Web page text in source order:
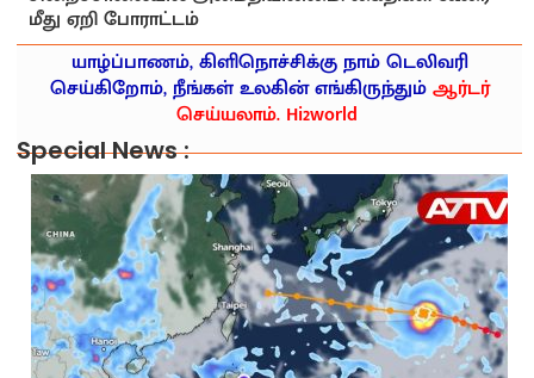
மீது ஏறி போராட்டம்
யாழ்ப்பாணம், கிளிநொச்சிக்கு நாம் டெலிவரி
செய்கிறோம், நீங்கள் உலகின் எங்கிருந்தும்ஆர்டர்
செய்யலாம். Hi2world
Special News :